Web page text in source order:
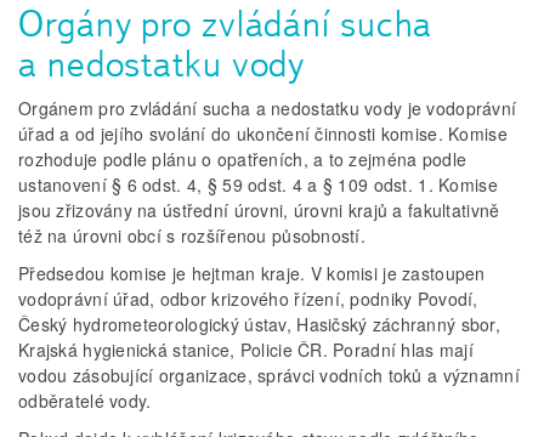
Orgány pro zvládání sucha
a nedostatku vody
Orgánem pro zvládání sucha a nedostatku vody je vodoprávní
úřad a od jejího svolání do ukončení činnosti komise. Komise
rozhoduje podle plánu o opatřeních, a to zejména podle
ustanovení § 6 odst. 4, § 59 odst. 4 a § 109 odst. 1. Komise
jsou zřizovány na ústřední úrovni, úrovni krajů a fakultativně
též na úrovni obcí s rozšířenou působností.
Předsedou komise je hejtman kraje. V komisi je zastoupen
vodoprávní úřad, odbor krizového řízení, podniky Povodí,
Český hydrometeorologický ústav, Hasičský záchranný sbor,
Krajská hygienická stanice, Policie ČR. Poradní hlas mají
vodou zásobující organizace, správci vodních toků a významní
odběratelé vody.